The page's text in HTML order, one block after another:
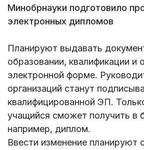
Минобрнауки подготовило
электронных дипломов
Планируют выдавать
образовании, квалификации и
электронной форме.
организаций станут
квалифицированной ЭП.
учащийся сможет получить в
например, диплом.
Ввести изменение планируют